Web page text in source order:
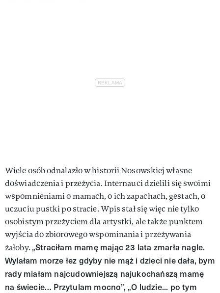
Wiele osób odnalazło w historii Nosowskiej własne
doświadczenia i przeżycia. Internauci dzielili się swoimi
wspomnieniami o mamach, o ich zapachach, gestach, o
uczuciu pustki po stracie. Wpis stał się więc nie tylko
osobistym przeżyciem dla artystki, ale także punktem
wyjścia do zbiorowego wspominania i przeżywania
żałoby. „Straciłam mamę mając 23 lata zmarła nagle.
Wylałam morze łez gdyby nie mąż i dzieci nie dała, bym
rady miałam najcudowniejszą najukochańszą mamę
na świecie… Przytulam mocno”, „O ludzie... po tym